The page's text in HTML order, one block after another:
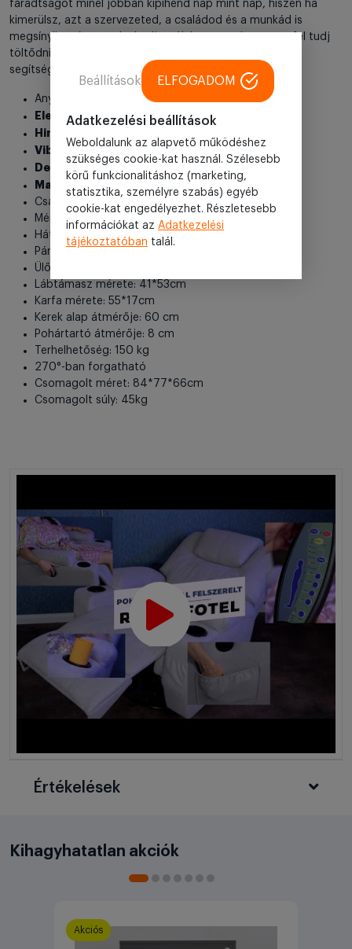
fáradtságot minél jobban kipihend nap mint nap, hiszen ha
kimerülsz, azt a szervezeted, a családod és a munkád is
megsínyli, ezért gondoskodj arról, hogy rendszeresen fel tudj
töltődni – akár kényelmes foteljeink valamelyikének
segítségével!
Anyag: szövet
Elektromosan dönthető háttámla
Hintamechanika
Vibrációs masszázzsal
Derékmelegítő funkció
Magyar nyelvű távirányítóval
Csatlakozó: EU (magyar) csatlakozóval, adapterrel
Méret: 105*82*87cm
Háttámla mérete: 73*70*24cm
Párna mérete: 43*29cm
Ülőfelület mérete: 51*52cm
Lábtámasz mérete: 41*53cm
Karfa mérete: 55*17cm
Kerek alap átmérője: 60 cm
Pohártartó átmérője: 8 cm
Terhelhetőség: 150 kg
270°-ban forgatható
Csomagolt méret: 84*77*66cm
Csomagolt súly: 45kg
Értékelések
Kihagyhatatlan akciók
Akciós
Adatkezelési beállítások
Weboldalunk az alapvető működéshez
szükséges cookie-kat használ. Szélesebb
körű funkcionalitáshoz (marketing,
statisztika, személyre szabás) egyéb
cookie-kat engedélyezhet. Részletesebb
információkat az Adatkezelési
tájékoztatóban talál.
Beállítások ELFOGADOM